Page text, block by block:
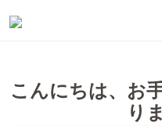
こんにちは、お
り